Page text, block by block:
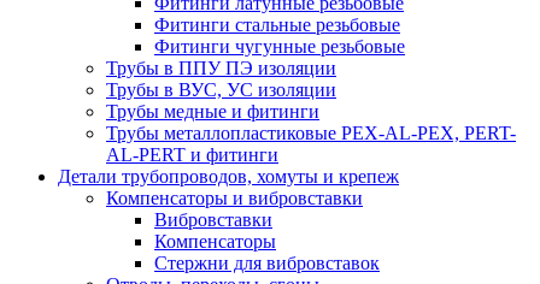
Фитинги стальные резьбовые
Фитинги чугунные резьбовые
Трубы в ППУ ПЭ изоляции
Трубы в ВУС, УС изоляции
Трубы медные и фитинги
Трубы металлопластиковые PEX-AL-PEX, PERT-
AL-PERT и фитинги
Детали трубопроводов, хомуты и крепеж
Компенсаторы и вибровставки
Вибровставки
Компенсаторы
Стержни для вибровставок